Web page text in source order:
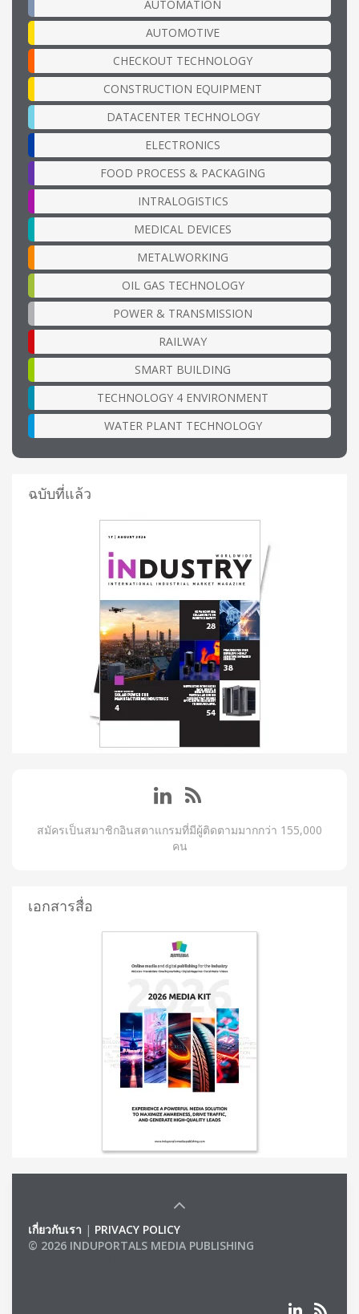
AUTOMATION
AUTOMOTIVE
CHECKOUT TECHNOLOGY
CONSTRUCTION EQUIPMENT
DATACENTER TECHNOLOGY
ELECTRONICS
FOOD PROCESS & PACKAGING
INTRALOGISTICS
MEDICAL DEVICES
METALWORKING
OIL GAS TECHNOLOGY
POWER & TRANSMISSION
RAILWAY
SMART BUILDING
TECHNOLOGY 4 ENVIRONMENT
WATER PLANT TECHNOLOGY
ฉบับที่แล้ว
สมัครเป็นสมาชิกอินสตาแกรมที่มีผู้ติดตามมากกว่า 155,000
คน
เอกสารสื่อ
เกี่ยวกับเรา | PRIVACY POLICY
© 2026 INDUPORTALS MEDIA PUBLISHING